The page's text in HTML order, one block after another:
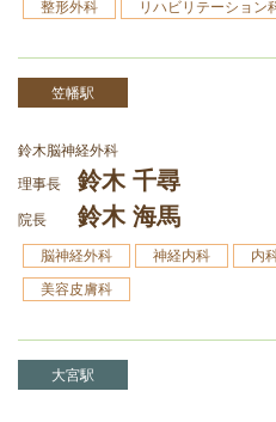
整形外科 リハビリテーション
笠幡駅
鈴木脳神経外科
理事長
鈴木 千尋
院長 鈴木 海馬
脳神経外科 神経内科 内
美容皮膚科
大宮駅